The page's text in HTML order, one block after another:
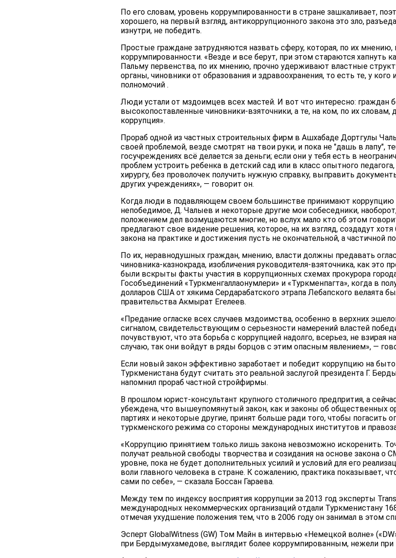
По его словам, уровень коррумпированности в стране зашкаливает,
хорошего, на первый взгляд, антикоррупционного закона это зло,
изнутри, не победить.
Простые граждане затрудняются назвать сферу, которая, по их мнению,
коррумпированности. «Везде и все берут, при этом стараются хапнуть
Пальму первенства, по их мнению, прочно удерживают властные
органы, чиновники от образования и здравоохранения, то есть те, у
полномочий .
Люди устали от мздоимцев всех мастей. И вот что интересно: граждан
высокопоставленные чиновники-взяточники, а те, на ком, по их
коррупция».
Прораб одной из частных строительных фирм в Ашхабаде Дортгулы
своей проблемой, везде смотрят на твои руки, и пока не "дашь в лапу",
госучреждениях всё делается за деньги; если они у тебя есть в
проблем устроить ребенка в детский сад или в класс опытного
хирургу, без проволочек получить нужную справку, выправить
других учреждениях», — говорит он.
Когда люди в подавляющем своем большинстве принимают коррупцию
непобедимое, Д. Чалыев и некоторые другие мои собеседники,
положением дел возмущаются многие, но вслух мало кто об этом
предлагают свое видение решения, которое, на их взгляд, создадут
закона на практике и достижения пусть не окончательной, а частичной
По их, неравнодушных граждан, мнению, власти должны предавать
чиновника-казнокрада, изобличения руководителя-взяточника, как это
были вскрыты факты участия в коррупционных схемах прокурора
Гособъединений «Туркменгаллаонумлери» и «Туркменпагта», когда в
долларов США от хякима Сердарабатского этрапа Лебапского велаята
правительства Акмырат Егелеев.
«Предание огласке всех случаев мздоимства, особенно в верхних
сигналом, свидетельствующим о серьезности намерений властей
почувствуют, что эта борьба с коррупцией надолго, всерьез, не взирая
случаю, так они войдут в ряды борцов с этим опасным явлением», —
Если новый закон эффективно заработает и победит коррупцию на
Туркменистана будут считать это реальной заслугой президента Г.
напомнил прораб частной стройфирмы.
В прошлом юрист-консультант крупного столичного предпрития, а
убеждена, что вышеупомянутый закон, как и законы об общественных
партиях и некоторые другие, принят больше ради того, чтобы погасить
туркменского режима со стороны международных институтов и
«Коррупцию принятием только лишь закона невозможно искоренить.
получат реальной свободы творчества и созидания на основе закона о
уровне, пока не будет дополнительных усилий и условий для его
воли главного человека в стране. К сожалению, практика показывает,
сами по себе», — сказала Боссан Гараева.
Между тем по индексу восприятия коррупции за 2013 год эксперты
международных некоммерческих организаций отдали Туркменистану
отмечая ухудшение положения тем, что в 2006 году он занимал в этом
Эсперт GlobalWitness (GW) Том Майн в интервью «Немецкой волне»
при Бердымухамедове, выглядит более коррумпированным, нежели при